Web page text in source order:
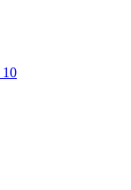
10